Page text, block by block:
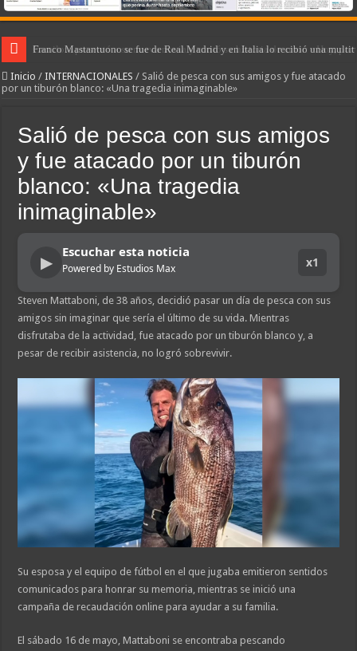
Franco Mastantuono se fue de Real Madrid y en Italia lo recibió una
Inicio / INTERNACIONALES / Salió de pesca con sus amigos y fue atacado
por un tiburón blanco: «Una tragedia inimaginable»
Salió de pesca con sus amigos
y fue atacado por un tiburón
blanco: «Una tragedia
inimaginable»
▶
Escuchar esta noticia
Powered by Estudios Max x1
Steven Mattaboni, de 38 años, decidió pasar un día de pesca con sus
amigos sin imaginar que sería el último de su vida. Mientras
disfrutaba de la actividad, fue atacado por un tiburón blanco y, a
pesar de recibir asistencia, no logró sobrevivir.
Su esposa y el equipo de fútbol en el que jugaba emitieron sentidos
comunicados para honrar su memoria, mientras se inició una
campaña de recaudación online para ayudar a su familia.
El sábado 16 de mayo, Mattaboni se encontraba pescando